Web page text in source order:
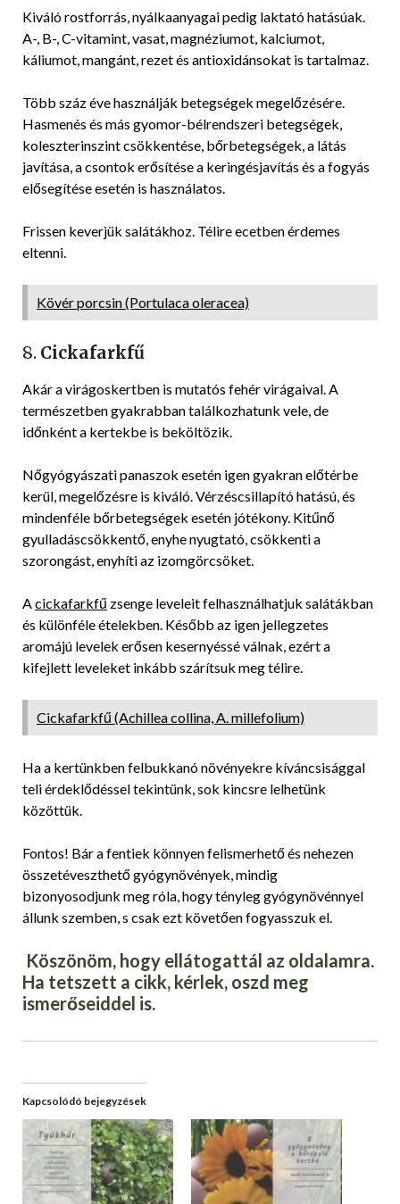
Kiváló rostforrás, nyálkaanyagai pedig laktató hatásúak.
A-, B-, C-vitamint, vasat, magnéziumot, kalciumot,
káliumot, mangánt, rezet és antioxidánsokat is tartalmaz.
Több száz éve használják betegségek megelőzésére.
Hasmenés és más gyomor-bélrendszeri betegségek,
koleszterinszint csökkentése, bőrbetegségek, a látás
javítása, a csontok erősítése a keringésjavítás és a fogyás
elősegítése esetén is használatos.
Frissen keverjük salátákhoz. Télire ecetben érdemes
eltenni.
Kövér porcsin (Portulaca oleracea)
8. Cickafarkfű
Akár a virágoskertben is mutatós fehér virágaival. A
természetben gyakrabban találkozhatunk vele, de
időnként a kertekbe is beköltözik.
Nőgyógyászati panaszok esetén igen gyakran előtérbe
kerül, megelőzésre is kiváló. Vérzéscsillapító hatású, és
mindenféle bőrbetegségek esetén jótékony. Kitűnő
gyulladáscsökkentő, enyhe nyugtató, csökkenti a
szorongást, enyhíti az izomgörcsöket.
A cickafarkfű zsenge leveleit felhasználhatjuk salátákban
és különféle ételekben. Később az igen jellegzetes
aromájú levelek erősen kesernyéssé válnak, ezért a
kifejlett leveleket inkább szárítsuk meg télire.
Cickafarkfű (Achillea collina, A. millefolium)
Ha a kertünkben felbukkanó növényekre kíváncsisággal
teli érdeklődéssel tekintünk, sok kincsre lelhetünk
közöttük.
Fontos! Bár a fentiek könnyen felismerhető és nehezen
összetéveszthető gyógynövények, mindig
bizonyosodjunk meg róla, hogy tényleg gyógynövénnyel
állunk szemben, s csak ezt követően fogyasszuk el.
Köszönöm, hogy ellátogattál az oldalamra.
Ha tetszett a cikk, kérlek, oszd meg
ismerőseiddel is.
Kapcsolódó bejegyzések